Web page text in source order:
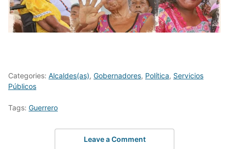
Categories: Alcaldes(as), Gobernadores, Política, Servicios
Públicos
Tags: Guerrero
Leave a Comment